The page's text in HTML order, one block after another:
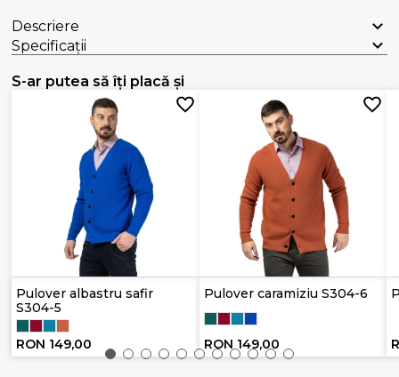
Descriere
Specificații
S-ar putea să îți placă și
Pulover albastru safir
S304-5
RON 149,00
Pulover caramiziu S304-6
RON 149,00